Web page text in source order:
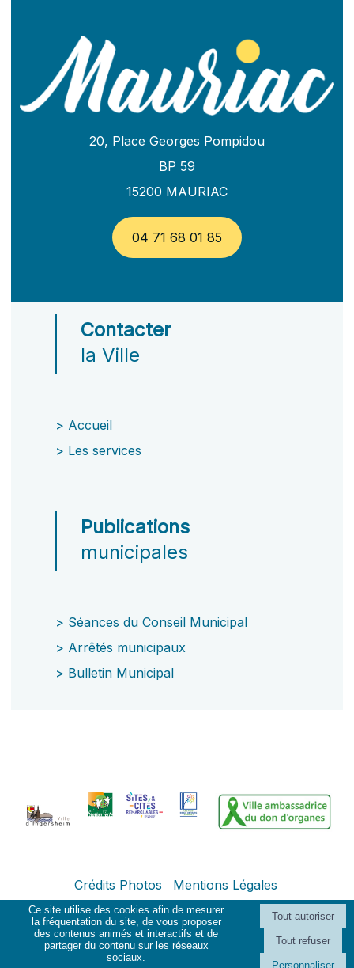
20, Place Georges Pompidou
BP 59
15200 MAURIAC
04 71 68 01 85
Contacter
la Ville
> Accueil
> Les services
Publications
municipales
> Séances du Conseil Municipal
> Arrêtés municipaux
> Bulletin Municipal
Crédits Photos Mentions Légales
Création et hébergement du site Internet réalisé par Net15 -Site
administrable CMS propulsé par WebSee Mairie
Conditions Générales
Ce site utilise des cookies afin de mesurer
la fréquentation du site, de vous proposer
des contenus animés et interactifs et de
partager du contenu sur les réseaux
sociaux.
Personnaliser